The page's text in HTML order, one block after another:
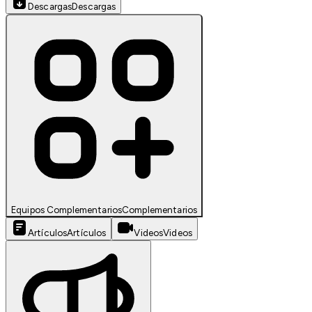
DescargasDescargas
Equipos ComplementariosComplementarios
ArtículosArtículos VideosVideos